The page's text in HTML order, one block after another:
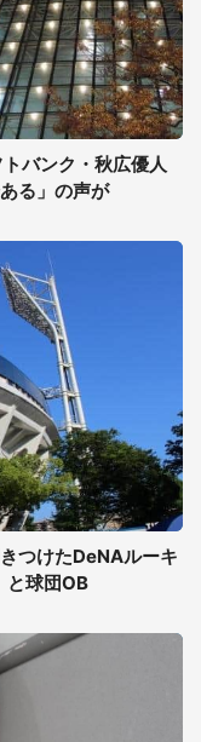
バンク・秋広優人
る」の声が
つけたDeNAルーキ
と球団OB